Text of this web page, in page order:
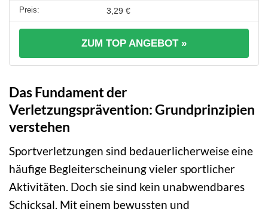
3,29 €
ZUM TOP ANGEBOT »
Das Fundament der
Verletzungsprävention: Grundprinzipien
verstehen
Sportverletzungen sind bedauerlicherweise eine
häufige Begleiterscheinung vieler sportlicher
Aktivitäten. Doch sie sind kein unabwendbares
Schicksal. Mit einem bewussten und